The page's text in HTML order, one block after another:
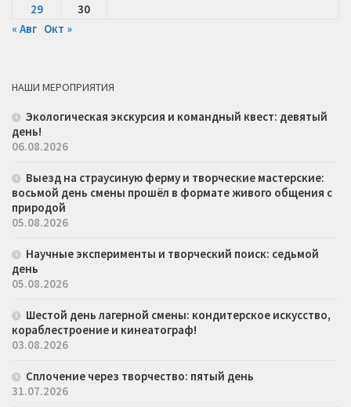
29
30
« Авг Окт »
НАШИ МЕРОПРИЯТИЯ
Экологическая экскурсия и командный квест: девятый
день!
06.08.2026
Выезд на страусиную ферму и творческие мастерские:
восьмой день смены прошёл в формате живого общения с
природой
05.08.2026
Научные эксперименты и творческий поиск: седьмой
день
05.08.2026
Шестой день лагерной смены: кондитерское искусство,
кораблестроение и кинеатограф!
03.08.2026
Сплочение через творчество: пятый день
31.07.2026